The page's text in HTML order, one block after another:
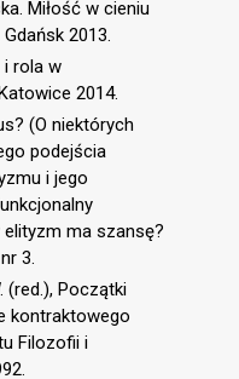
Miłość w cieniu
2013.
i rola w
2014.
(O niektórych
podejścia
i jego
ma szansę?
3.
(red.), Początki
kontraktowego
Filozofii i